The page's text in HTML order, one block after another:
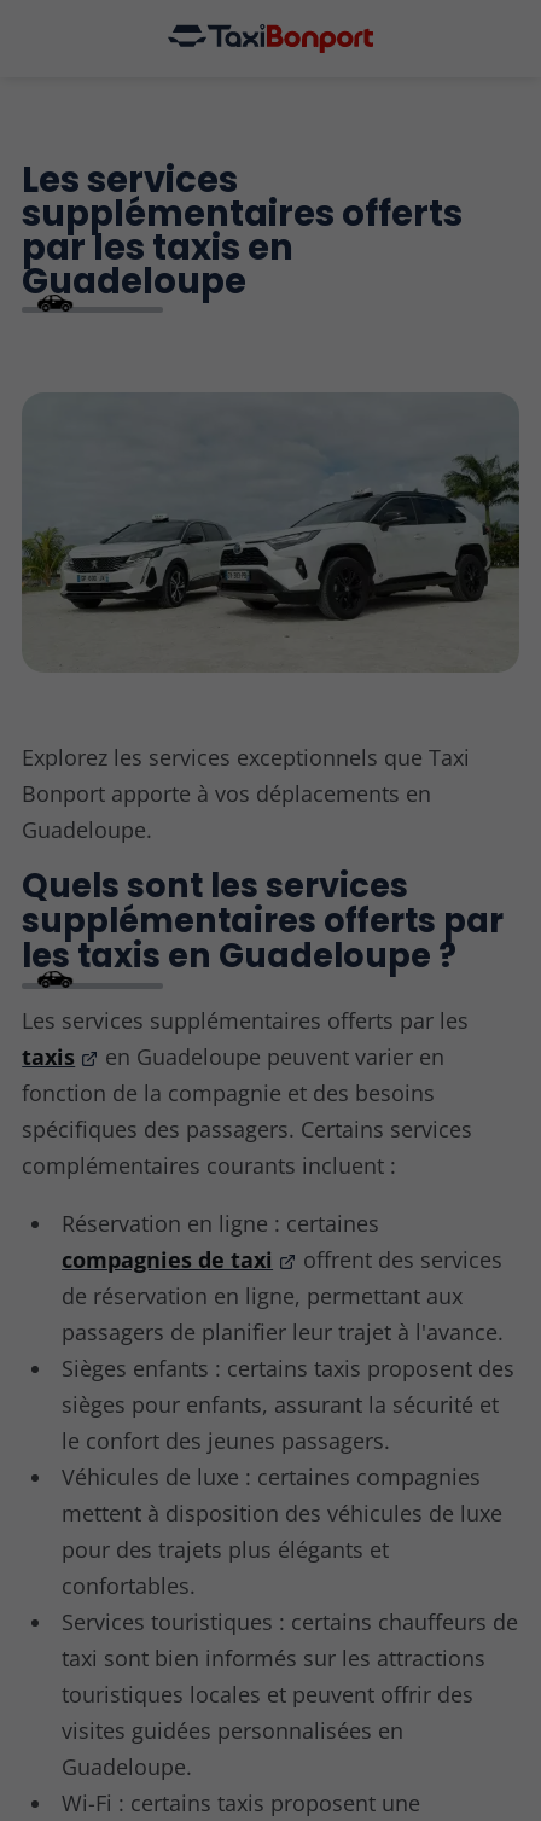
Les services
supplémentaires offerts
par les taxis en
Guadeloupe
Explorez les services exceptionnels que Taxi
Bonport apporte à vos déplacements en
Guadeloupe.
Quels sont les services
supplémentaires offerts par
les taxis en Guadeloupe ?
Les services supplémentaires offerts par les
taxis
en Guadeloupe peuvent varier en
fonction de la compagnie et des besoins
spécifiques des passagers. Certains services
complémentaires courants incluent :
Réservation en ligne : certaines
compagnies de taxi
offrent des services
de réservation en ligne, permettant aux
passagers de planifier leur trajet à l'avance.
Sièges enfants : certains taxis proposent des
sièges pour enfants, assurant la sécurité et
le confort des jeunes passagers.
Véhicules de luxe : certaines compagnies
mettent à disposition des véhicules de luxe
pour des trajets plus élégants et
confortables.
Services touristiques : certains chauffeurs de
taxi sont bien informés sur les attractions
touristiques locales et peuvent offrir des
visites guidées personnalisées en
Guadeloupe.
Wi-Fi : certains taxis proposent une